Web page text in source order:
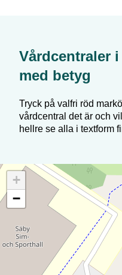
Vårdcentraler i
med betyg
Tryck på valfri röd
vårdcentral det är och
hellre se alla i textform
+
−